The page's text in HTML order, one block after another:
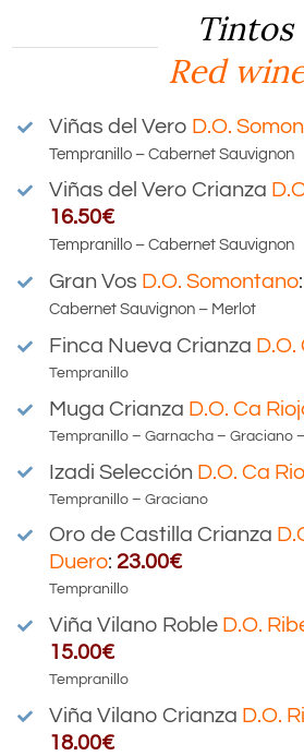
Tintos
Red
Viñas del Vero D.O.
Tempranillo – Cabernet Sauvignon
Viñas del Vero Crianza
16.50€
Tempranillo – Cabernet Sauvignon
Gran Vos D.O. Somontano:
Cabernet Sauvignon – Merlot
Finca Nueva Crianza D.O.
Tempranillo
Muga Crianza D.O. Ca
Tempranillo – Garnacha – Graciano
Izadi Selección D.O. Ca
Tempranillo – Graciano
Oro de Castilla Crianza
Duero: 23.00€
Tempranillo
Viña Vilano Roble D.O.
15.00€
Tempranillo
Viña Vilano Crianza D.O.
18.00€